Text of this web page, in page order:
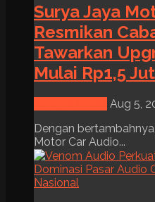
Surya Jaya
Resmikan
Tawarkan
Mulai Rp1,5
Aug 5,
Dengan
Motor Car Audio...